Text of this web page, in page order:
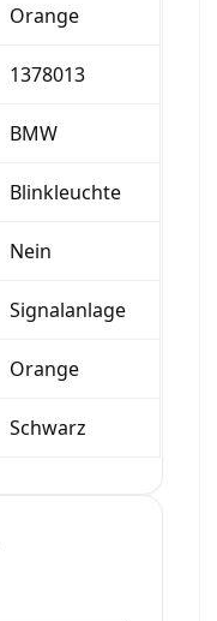
Orange
1378013
BMW
Blinkleuchte
Nein
Signalanlage
Orange
Schwarz